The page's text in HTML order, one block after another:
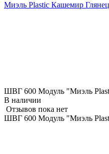
Миэль Plastic Кашемир Глянец
ШВГ 600 Модуль "Миэль
В наличии
Отзывов пока нет
ШВГ 600 Модуль "Миэль